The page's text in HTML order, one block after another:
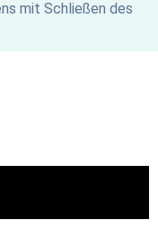
mit Schließen des